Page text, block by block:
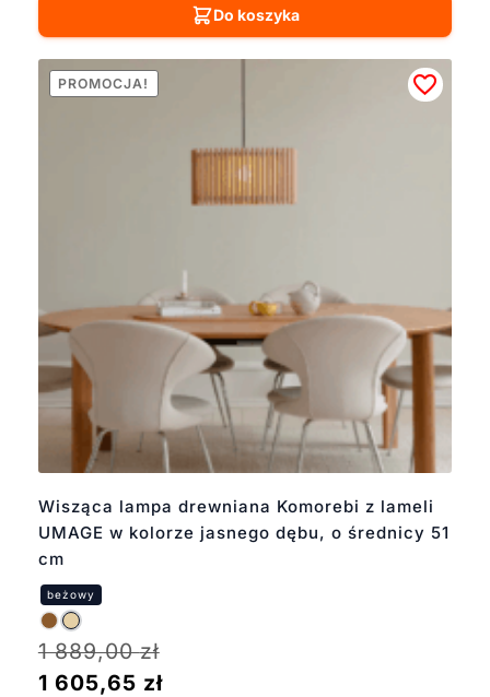
Do koszyka
Wisząca lampa drewniana Komorebi z lameli
UMAGE w kolorze jasnego dębu, o średnicy 51
cm
PROMOCJA!
1 889,00zł
1 605,65 zł